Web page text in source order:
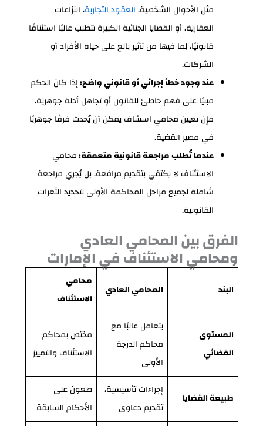
مثل الأحوال الشخصية،العقود التجارية، النزاعات
العقارية، أو القضايا الجنائية الكبيرة تتطلب غالبًا استئنافًا
قانونيًا، لِما فيها من تأثير بالغ على حياة الأفراد أو
الشركات.
عند وجود خطأ إجرائي أو قانوني واضح:إذا كان الحكم
مبنيًا على فهم خاطئ للقانون أو تجاهل أدلة جوهرية،
فإن تعيين محامي استئناف يمكن أن يُحدث فرقًا جوهريًا
في مصير القضية.
عندما تُطلب مراجعة قانونية متعمقة:محامي
الاستئناف لا يكتفي بتقديم مرافعة، بل يُجري مراجعة
شاملة لجميع مراحل المحاكمة الأولى لتحديد الثغرات
القانونية.
الفرق بين المحامي العادي
ومحامي الاستئناف في الإمارات
البند المحامي العادي
محامي
الاستئناف
المستوى
القضائي
يتعامل غالبًا مع
محاكم الدرجة
الأولى
مختص بمحاكم
الاستئناف والتمييز
طبيعة القضايا
إجراءات تأسيسية،
تقديم دعاوى
طعون على
الأحكام السابقة